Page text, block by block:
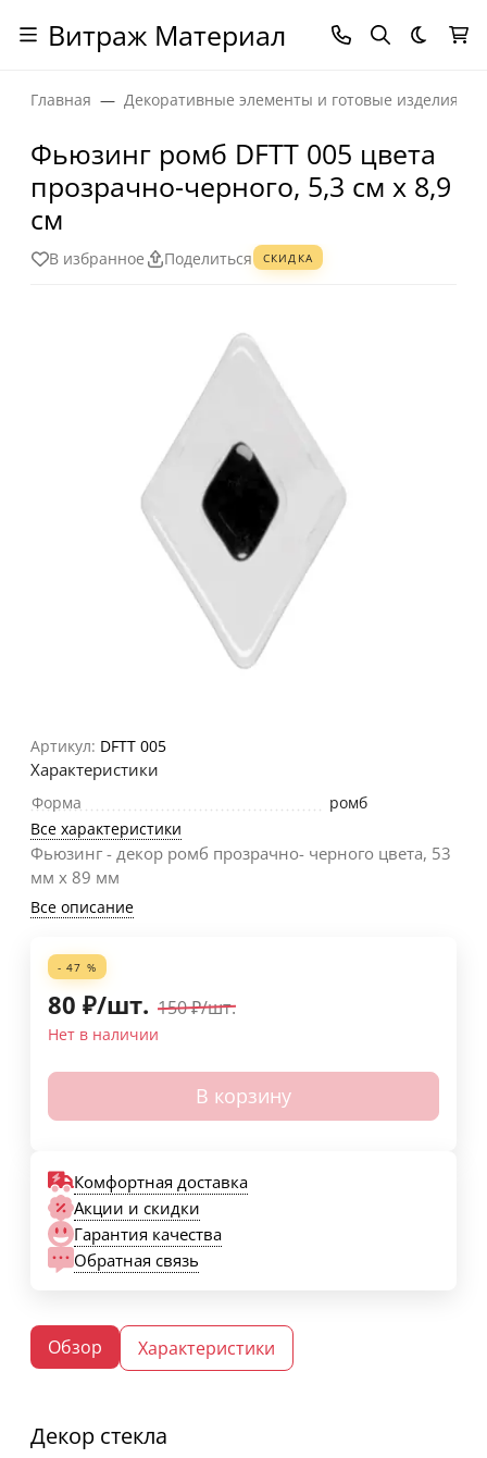
Витраж Материал Темная
Главная Декоративные элементы и готовые изделия
Фьюзинг ромб DFTT 005 цвета
прозрачно-черного, 5,3 см х 8,9
см
В избранное Поделиться СКИДКА
Артикул: DFTT 005
Характеристики
Форма
ромб
Все характеристики
Фьюзинг - декор ромб прозрачно- черного цвета, 53
мм х 89 мм
Все описание
- 47 %
80 ₽/шт. 150₽/шт.
Нет в наличии
В корзину
Комфортная доставка
Акции и скидки
Гарантия качества
Обратная связь
Обзор Характеристики
Декор стекла